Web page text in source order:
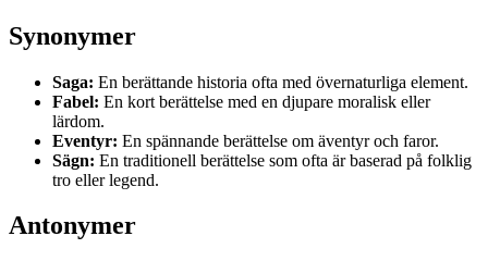
Synonymer
Saga: En berättande historia ofta med övernaturliga element.
Fabel: En kort berättelse med en djupare moralisk eller
lärdom.
Eventyr: En spännande berättelse om äventyr och faror.
Sägn: En traditionell berättelse som ofta är baserad på folklig
tro eller legend.
Antonymer